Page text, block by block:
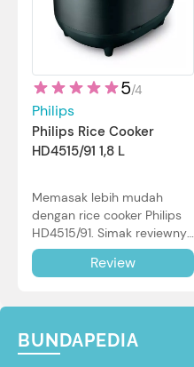
5/4
Philips
Philips Rice Cooker
HD4515/91 1,8 L
Memasak lebih mudah
dengan rice cooker Philips
HD4515/91. Simak reviewnya
di sini.
Review
BUNDAPEDIA